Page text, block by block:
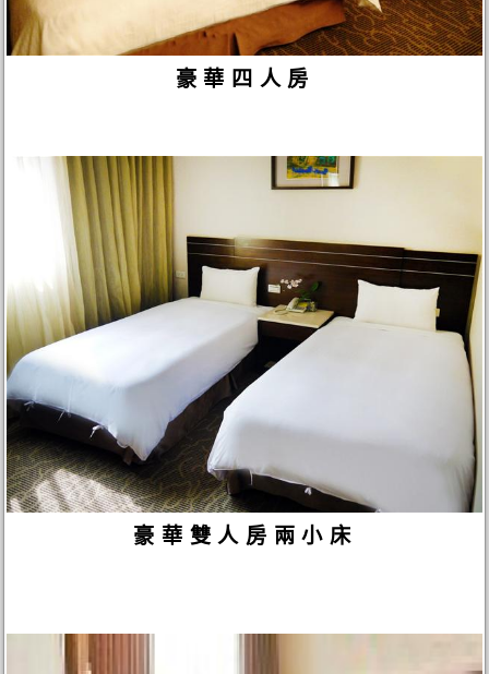
豪華四人房
豪華雙人房兩小床